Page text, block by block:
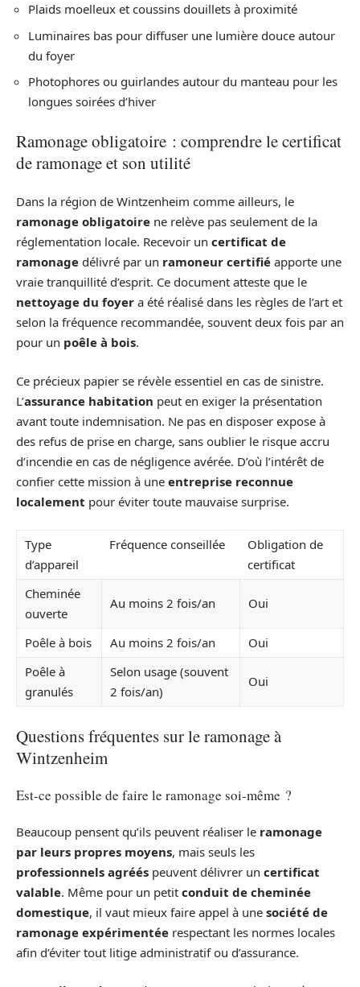
Plaids moelleux et coussins douillets à proximité
Luminaires bas pour diffuser une lumière douce autour
du foyer
Photophores ou guirlandes autour du manteau pour les
longues soirées d’hiver
Ramonage obligatoire : comprendre le certificat
de ramonage et son utilité
Dans la région de Wintzenheim comme ailleurs, le
ramonage obligatoire ne relève pas seulement de la
réglementation locale. Recevoir un certificat de
ramonage délivré par un ramoneur certifié apporte une
vraie tranquillité d’esprit. Ce document atteste que le
nettoyage du foyer a été réalisé dans les règles de l’art et
selon la fréquence recommandée, souvent deux fois par an
pour un poêle à bois.
Ce précieux papier se révèle essentiel en cas de sinistre.
L’assurance habitation peut en exiger la présentation
avant toute indemnisation. Ne pas en disposer expose à
des refus de prise en charge, sans oublier le risque accru
d’incendie en cas de négligence avérée. D’où l’intérêt de
confier cette mission à une entreprise reconnue
localement pour éviter toute mauvaise surprise.
Type
d’appareil
Fréquence conseillée
Obligation de
certificat
Cheminée
ouverte
Au moins 2 fois/an Oui
Poêle à bois Au moins 2 fois/an
Oui
Poêle à
granulés
Selon usage (souvent
2 fois/an)
Oui
Questions fréquentes sur le ramonage à
Wintzenheim
Est-ce possible de faire le ramonage soi-même ?
Beaucoup pensent qu’ils peuvent réaliser le ramonage
par leurs propres moyens, mais seuls les
professionnels agréés peuvent délivrer un certificat
valable. Même pour un petit conduit de cheminée
domestique, il vaut mieux faire appel à une société de
ramonage expérimentée respectant les normes locales
afin d’éviter tout litige administratif ou d’assurance.